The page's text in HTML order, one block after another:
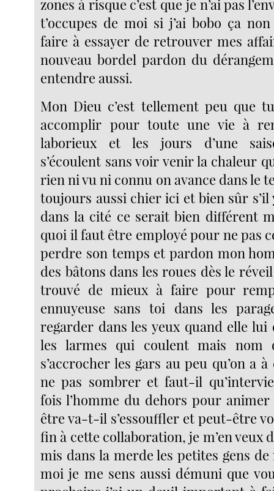
zones à risque c’est que je n’ai pas
t’occupes de moi si j’ai bobo ça
faire à essayer de retrouver mes
nouveau bordel pardon du
entendre aussi.
Mon Dieu c’est tellement peu que
accomplir pour toute une vie à
laborieux et les jours d’une
s’écoulent sans voir venir la chaleur
rien ni vu ni connu on avance dans le
toujours aussi chier ici et bien sûr
dans la cité ce serait bien différent
quoi il faut être employé pour ne pas
perdre son temps et pardon mon
des bâtons dans les roues dès le
trouvé de mieux à faire pour
ennuyeuse sans toi dans les
regarder dans les yeux quand elle
les larmes qui coulent mais nom
s’accrocher les gars au peu qu’on a
ne pas sombrer et faut-il
fois l’homme du dehors pour
être va-t-il s’essouffler et peut-être
fin à cette collaboration, je m’en veux
mis dans la merde les petites gens
moi je me sens aussi démuni que